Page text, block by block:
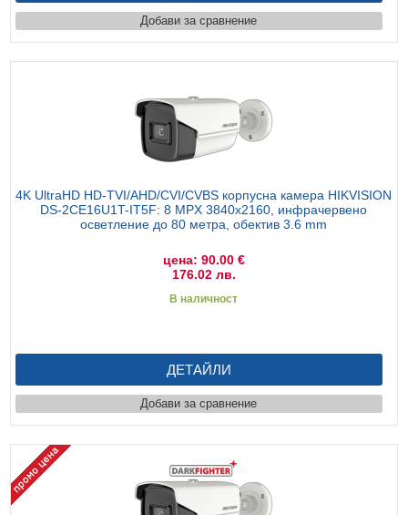
Добави за сравнение
4K UltraHD HD-TVI/AHD/CVI/CVBS корпусна камера HIKVISION
DS-2CE16U1T-IT5F: 8 MPX 3840x2160, инфрачервено
осветление до 80 метра, обектив 3.6 mm
цена: 90.00 €
176.02 лв.
В наличност
ДЕТАЙЛИ
Добави за сравнение